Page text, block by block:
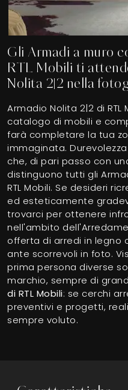
Gli Armadi a muro
RTL Mobili ti
Nolita 2|2 nella
Armadio Nolita 2|2 di
catalogo di mobili e
farà completare la tua
immaginata.
che, di pari passo con
distinguono tutti gli
RTL Mobili. Se desideri
ed esteticamente
trovarci per ottenere
nell'ambito
offerta di arredi in legno
ante scorrevoli in foto.
prima persona diverse
marchio, sempre di
di RTL Mobili: se cerchi
preventivi e progetti,
sempre voluto.